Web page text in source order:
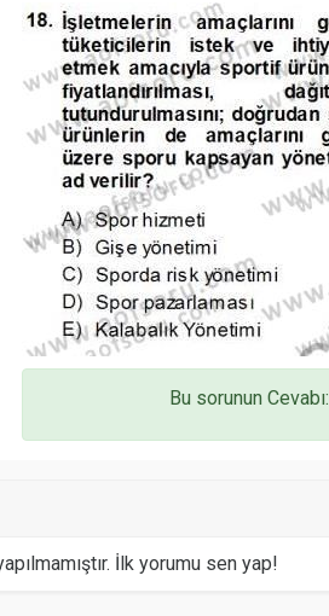
Bu sorunun Cevabı:
İlk yorumu sen yap!